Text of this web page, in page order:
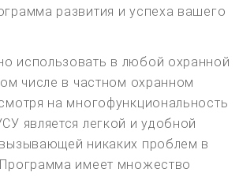
развития и успеха вашего
использовать в любой охранной
числе в частном охранном
на многофункциональность
является легкой и удобной
никаких проблем в
имеет множество